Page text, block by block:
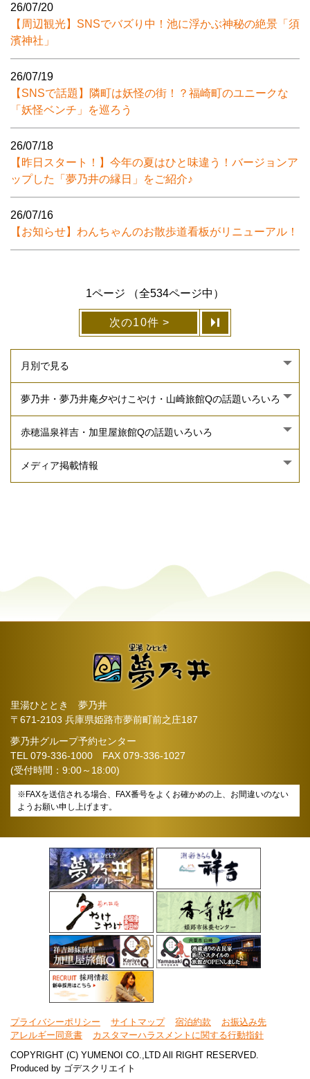
26/07/20
【周辺観光】SNSでバズり中！池に浮かぶ神秘の絶景「須
濱神社」
26/07/19
【SNSで話題】隣町は妖怪の街！？福崎町のユニークな
「妖怪ベンチ」を巡ろう
26/07/18
【昨日スタート！】今年の夏はひと味違う！バージョンア
ップした「夢乃井の縁日」をご紹介♪
26/07/16
【お知らせ】わんちゃんのお散歩道看板がリニューアル！
1ページ （全534ページ中）
次の10件
里湯ひととき 夢乃井
〒671-2103 兵庫県姫路市夢前町前之庄187
夢乃井グループ予約センター
TEL 079-336-1000 FAX 079-336-1027
(受付時間：9:00～18:00)
※FAXを送信される場合、FAX番号をよくお確かめの上、お間違いのない
ようお願い申し上げます。
プライバシーポリシー サイトマップ 宿泊約款
お振込み先
アレルギー同意書
カスタマーハラスメントに関する行動指針
COPYRIGHT (C) YUMENOI CO.,LTD All RIGHT RESERVED.
Produced by ゴデスクリエイト